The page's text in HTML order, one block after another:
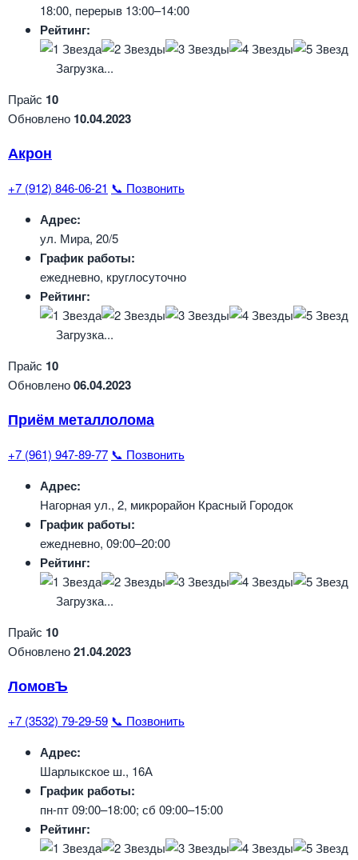
18:00, перерыв 13:00–14:00
Рейтинг:
Загрузка...
Прайс 10
Обновлено 10.04.2023
Акрон
+7 (912) 846-06-21 📞 Позвонить
Адрес:
ул. Мира, 20/5
График работы:
ежедневно, круглосуточно
Рейтинг:
Загрузка...
Прайс 10
Обновлено06.04.2023
Приём металлолома
+7 (961) 947-89-77 📞 Позвонить
Адрес:
Нагорная ул., 2, микрорайон Красный Городок
График работы:
ежедневно, 09:00–20:00
Рейтинг:
Загрузка...
Прайс 10
Обновлено21.04.2023
ЛомовЪ
+7 (3532) 79-29-59 📞 Позвонить
Адрес:
Шарлыкское ш., 16А
График работы:
пн-пт 09:00–18:00; сб 09:00–15:00
Рейтинг: